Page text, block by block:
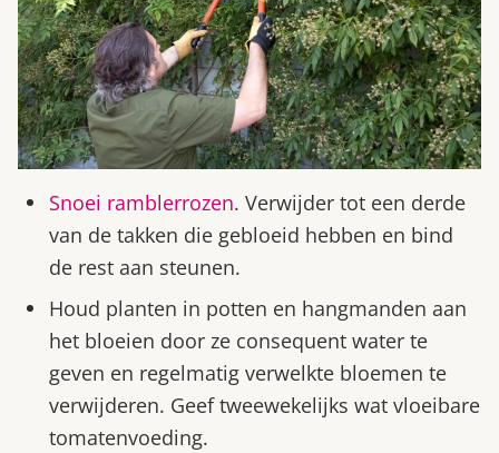
Snoei ramblerrozen. Verwijder tot een derde
van de takken die gebloeid hebben en bind
de rest aan steunen.
Houd planten in potten en hangmanden aan
het bloeien door ze consequent water te
geven en regelmatig verwelkte bloemen te
verwijderen. Geef tweewekelijks wat vloeibare
tomatenvoeding.